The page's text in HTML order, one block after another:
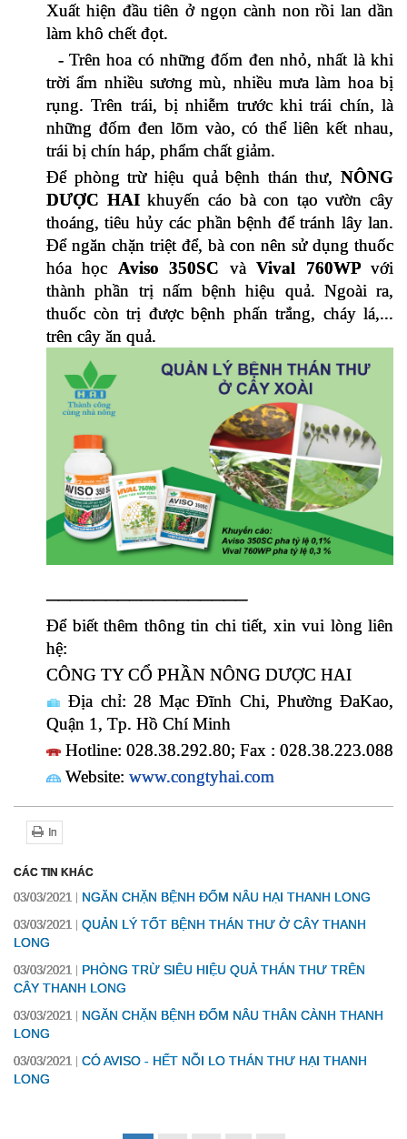
Xuất hiện đầu tiên ở ngọn cành non rồi lan dần
làm khô chết đọt.
- Trên hoa có những đốm đen nhỏ, nhất là khi
trời ẩm nhiều sương mù, nhiều mưa làm hoa bị
rụng. Trên trái, bị nhiễm trước khi trái chín, là
những đốm đen lõm vào, có thể liên kết nhau,
trái bị chín háp, phẩm chất giảm.
Để phòng trừ hiệu quả bệnh thán thư, NÔNG
DƯỢC HAI khuyến cáo bà con tạo vườn cây
thoáng, tiêu hủy các phần bệnh để tránh lây lan.
Để ngăn chặn triệt để, bà con nên sử dụng thuốc
hóa học Aviso 350SC và Vival 760WP với
thành phần trị nấm bệnh hiệu quả. Ngoài ra,
thuốc còn trị được bệnh phấn trắng, cháy lá,...
─────────────────
Để biết thêm thông tin chi tiết, xin vui lòng liên
hệ:
CÔNG TY CỔ PHẦN NÔNG DƯỢC HAI
Địa chỉ: 28 Mạc Đĩnh Chi, Phường ĐaKao,
Quận 1, Tp. Hồ Chí Minh
Hotline: 028.38.292.80; Fax : 028.38.223.088
Website: www.congtyhai.com
In
CÁC TIN KHÁC
03/03/2021 NGĂN CHẶN BỆNH ĐỐM NÂU HẠI THANH LONG
03/03/2021
QUẢN LÝ TỐT BỆNH THÁN THƯ Ở CÂY THANH
LONG
03/03/2021
PHÒNG TRỪ SIÊU HIỆU QUẢ THÁN THƯ TRÊN
CÂY THANH LONG
03/03/2021
NGĂN CHẶN BỆNH ĐỐM NÂU THÂN CÀNH THANH
LONG
03/03/2021
CÓ AVISO - HẾT NỖI LO THÁN THƯ HẠI THANH
LONG